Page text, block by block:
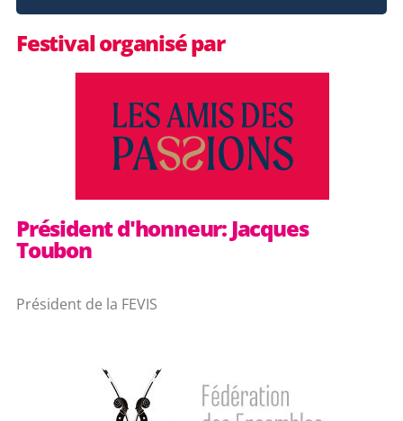
Festival organisé par
Président d'honneur: Jacques
Toubon
Président de la FEVIS